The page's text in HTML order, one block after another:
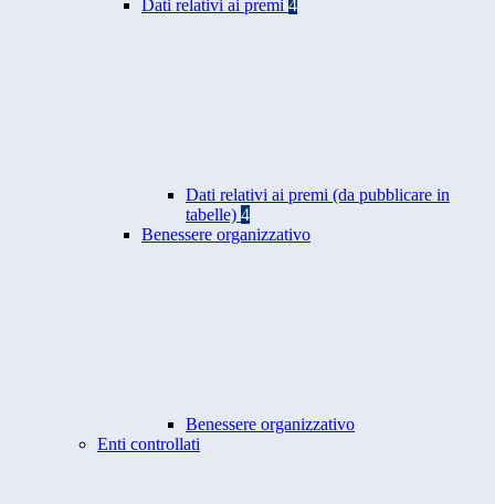
Dati relativi ai premi 4
Dati relativi ai premi (da pubblicare in
tabelle) 4
Benessere organizzativo
Benessere organizzativo
Enti controllati